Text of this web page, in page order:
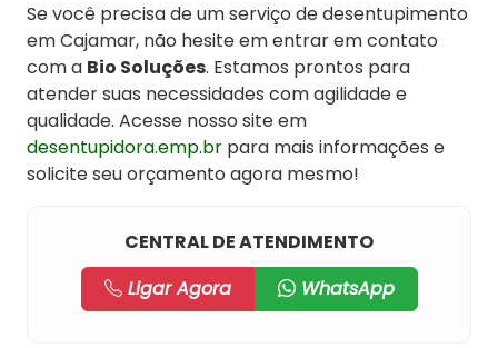
Se você precisa de um serviço de desentupimento
em Cajamar, não hesite em entrar em contato
com a Bio Soluções. Estamos prontos para
atender suas necessidades com agilidade e
qualidade. Acesse nosso site em
desentupidora.emp.br para mais informações e
solicite seu orçamento agora mesmo!
CENTRAL DE ATENDIMENTO
Ligar Agora
WhatsApp